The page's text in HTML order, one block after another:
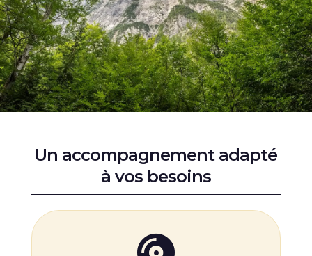
Un accompagnement adapté
à vos besoins